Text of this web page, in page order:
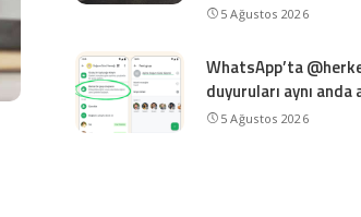
5 Ağustos 2026
WhatsApp’ta
duyuruları aynı anda
5 Ağustos 2026